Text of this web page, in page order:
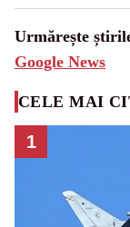
Urmărește
Google News
CELE MAI
1